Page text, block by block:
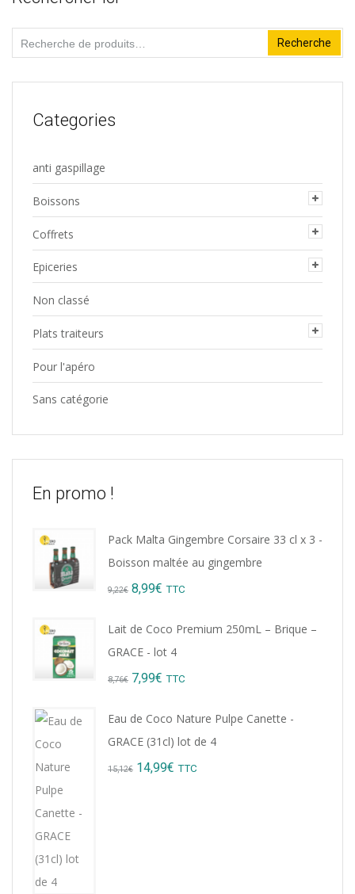
Recherche
pour :
Recherche
Categories
anti gaspillage
Boissons
Coffrets
Epiceries
Non classé
Plats traiteurs
Pour l'apéro
Sans catégorie
En promo !
Pack Malta Gingembre Corsaire 33 cl x 3 -
Boisson maltée au gingembre
9,22€ Original
8,99€ Current
TTC
Lait de Coco Premium 250mL – Brique –
GRACE - lot 4
8,76€ Original
7,99€ Current
TTC
Eau de Coco Nature Pulpe Canette -
GRACE (31cl) lot de 4
15,12€ Original
14,99€ Current
TTC